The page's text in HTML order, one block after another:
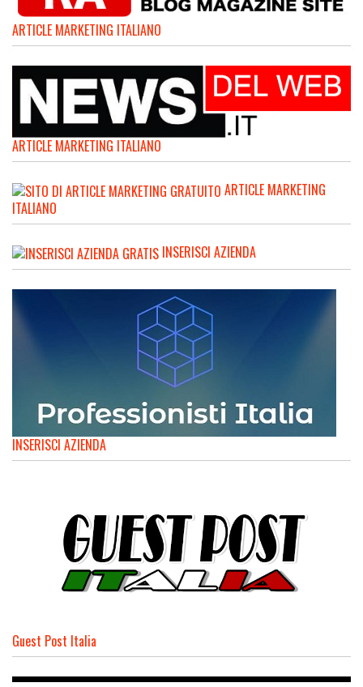
ARTICLE MARKETING ITALIANO
ARTICLE MARKETING ITALIANO
ARTICLE MARKETING
ITALIANO
INSERISCI AZIENDA
INSERISCI AZIENDA
Guest Post Italia